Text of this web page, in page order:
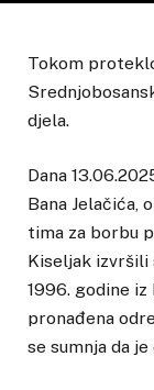
Tokom
djela.
Dana
Bana Jelačića,
tima za borbu
Kiseljak izvršili
1996. godine
pronađena
se sumnja da